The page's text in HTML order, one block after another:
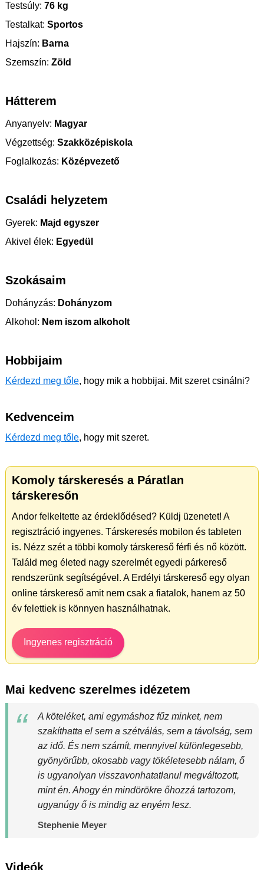
Testsúly: 76 kg
Testalkat: Sportos
Hajszín: Barna
Szemszín: Zöld
Hátterem
Anyanyelv: Magyar
Végzettség: Szakközépiskola
Foglalkozás: Középvezető
Családi helyzetem
Gyerek: Majd egyszer
Akivel élek: Egyedül
Szokásaim
Dohányzás: Dohányzom
Alkohol: Nem iszom alkoholt
Hobbijaim
Kérdezd meg tőle, hogy mik a hobbijai. Mit szeret csinálni?
Kedvenceim
Kérdezd meg tőle, hogy mit szeret.
Komoly társkeresés a Páratlan
társkeresőn
Andor felkeltette az érdeklődésed? Küldj üzenetet! A
regisztráció ingyenes. Társkeresés mobilon és tableten
is. Nézz szét a többi komoly társkereső férfi és nő között.
Találd meg életed nagy szerelmét egyedi párkereső
rendszerünk segítségével. A Erdélyi társkereső egy olyan
online társkereső amit nem csak a fiatalok, hanem az 50
év felettiek is könnyen használhatnak.
Ingyenes regisztráció
Mai kedvenc szerelmes idézetem
A köteléket, ami egymáshoz fűz minket, nem
szakíthatta el sem a szétválás, sem a távolság, sem
az idő. És nem számít, mennyivel különlegesebb,
gyönyörűbb, okosabb vagy tökéletesebb nálam, ő
is ugyanolyan visszavonhatatlanul megváltozott,
mint én. Ahogy én mindörökre őhozzá tartozom,
ugyanúgy ő is mindig az enyém lesz.
Stephenie Meyer
Videók